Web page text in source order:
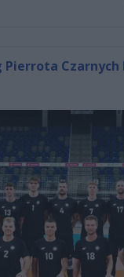
Czarnych